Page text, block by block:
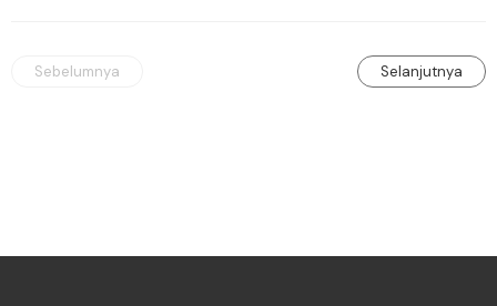
Sebelumnya Selanjutnya